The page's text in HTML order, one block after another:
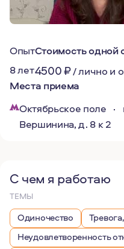
Опыт
8 лет
Стоимость одной
4500₽/лично и
Места приема
Октябрьское поле ·
Вершинина, д. 8 к 2
С чем я работаю
ТЕМЫ
Одиночество
Неудовлетворенность